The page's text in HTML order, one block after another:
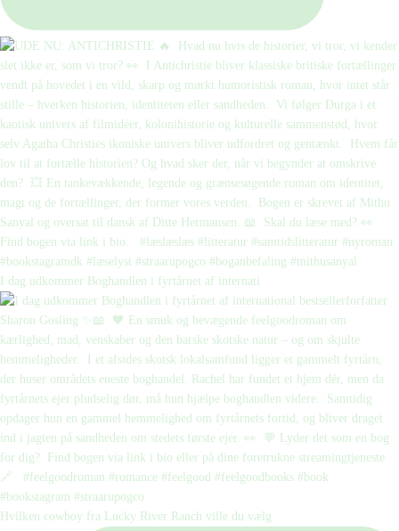
I dag udkommer Boghandlen i fyrtårnet af internati
Hvilken cowboy fra Lucky River Ranch ville du vælg